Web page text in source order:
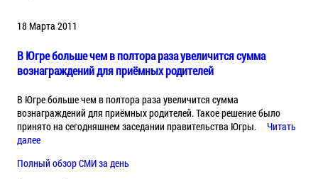
18 Марта 2011
В Югре больше чем в полтора раза увеличится сумма
вознаграждений для приёмных родителей
В Югре больше чем в полтора раза увеличится сумма
вознаграждений для приёмных родителей. Такое решение было
принято на сегодняшнем заседании правительства Югры.
Читать
далее
Полный обзор СМИ за день